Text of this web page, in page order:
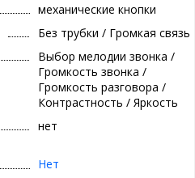
механические кнопки
Без трубки / Громкая связь
Выбор мелодии звонка /
Громкость звонка /
Громкость разговора /
Контрастность / Яркость
нет
Нет